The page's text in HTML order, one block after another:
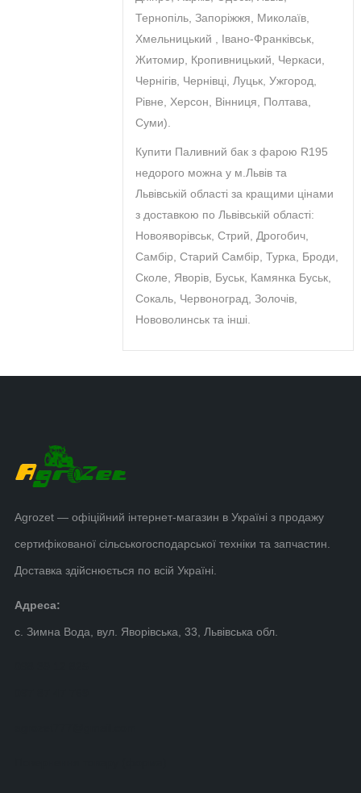
Тернопіль, Запоріжжя, Миколаїв,
Хмельницький , Івано-Франківськ,
Житомир, Кропивницький, Черкаси,
Чернігів, Чернівці, Луцьк, Ужгород,
Рівне, Херсон, Вінниця, Полтава,
Суми).
Купити Паливний бак з фарою R195
недорого можна у м.Львів та
Львівській області за кращими цінами
з доставкою по Львівській області:
Новояворівськ, Стрий, Дрогобич,
Самбір, Старий Самбір, Турка, Броди,
Сколе, Яворів, Буськ, Камянка Буськ,
Сокаль, Червоноград, Золочів,
Нововолинськ та інші.
Agrozet — офіційний інтернет-магазин в Україні з продажу
сертифікованої сільськогосподарської техніки та запчастин.
Доставка здійснюється по всій Україні.
Адреса:
с. Зимна Вода, вул. Яворівська, 33, Львівська обл.